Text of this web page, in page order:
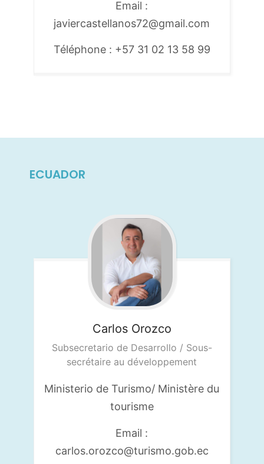
Email :
javiercastellanos72@gmail.com
Téléphone : +57 31 02 13 58 99
ECUADOR
Carlos Orozco
Subsecretario de Desarrollo / Sous-
secrétaire au développement
Ministerio de Turismo/ Ministère du
tourisme
Email :
carlos.orozco@turismo.gob.ec